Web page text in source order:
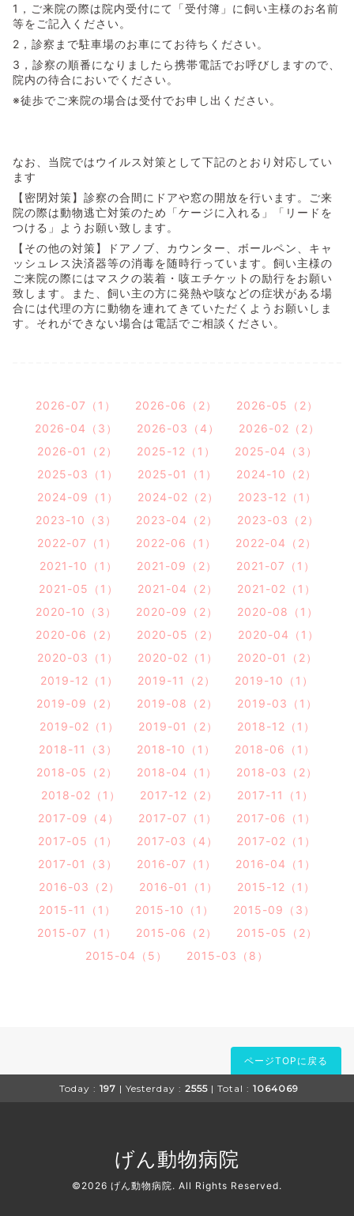
1，ご来院の際は院内受付にて「受付簿」に飼い主様のお名前
等をご記入ください。
2，診察まで駐車場のお車にてお待ちください。
3，診察の順番になりましたら携帯電話でお呼びしますので、
院内の待合においでください。
※徒歩でご来院の場合は受付でお申し出ください。
なお、当院ではウイルス対策として下記のとおり対応してい
ます
【密閉対策】診察の合間にドアや窓の開放を行います。ご来
院の際は動物逃亡対策のため「ケージに入れる」「リードを
つける」ようお願い致します。
【その他の対策】ドアノブ、カウンター、ボールペン、キャ
ッシュレス決済器等の消毒を随時行っています。飼い主様の
ご来院の際にはマスクの装着・咳エチケットの励行をお願い
致します。また、飼い主の方に発熱や咳などの症状がある場
合には代理の方に動物を連れてきていただくようお願いしま
す。それができない場合は電話でご相談ください。
2026-07（1） 2026-06（2）
2026-05（2）
2026-04（3）
2026-03（4）
2026-02（2）
2026-01（2）
2025-12（1）
2025-04（3）
2025-03（1）
2025-01（1）
2024-10（2）
2024-09（1）
2024-02（2）
2023-12（1）
2023-10（3）
2023-04（2）
2023-03（2）
2022-07（1）
2022-06（1）
2022-04（2）
2021-10（1）
2021-09（2）
2021-07（1）
2021-05（1）
2021-04（2）
2021-02（1）
2020-10（3）
2020-09（2）
2020-08（1）
2020-06（2）
2020-05（2）
2020-04（1）
2020-03（1）
2020-02（1）
2020-01（2）
2019-12（1）
2019-11（2）
2019-10（1）
2019-09（2）
2019-08（2）
2019-03（1）
2019-02（1）
2019-01（2）
2018-12（1）
2018-11（3）
2018-10（1）
2018-06（1）
2018-05（2）
2018-04（1）
2018-03（2）
2018-02（1）
2017-12（2）
2017-11（1）
2017-09（4）
2017-07（1）
2017-06（1）
2017-05（1）
2017-03（4）
2017-02（1）
2017-01（3）
2016-07（1）
2016-04（1）
2016-03（2）
2016-01（1）
2015-12（1）
2015-11（1）
2015-10（1）
2015-09（3）
2015-07（1）
2015-06（2）
2015-05（2）
2015-04（5）
2015-03（8）
ページTOPに戻る
Today : 197 | Yesterday : 2555 | Total : 1064069
げん動物病院
©2026 げん動物病院. All Rights Reserved.